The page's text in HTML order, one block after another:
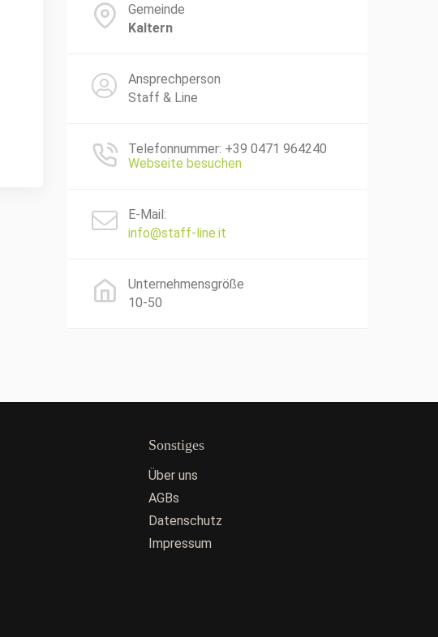
Gemeinde
Kaltern
Ansprechperson
Staff & Line
Telefonnummer: +39 0471 964240
Webseite besuchen
E-Mail:
info@staff-line.it
Unternehmensgröße
10-50
Sonstiges
Über uns
AGBs
Datenschutz
Impressum